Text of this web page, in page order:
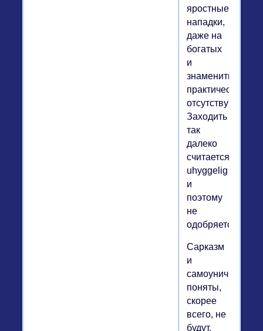
яростные
нападки,
даже на
богатых
и
знаменитых,
практически
отсутствуют.
Заходить
так
далеко
считается
uhyggelig
и
поэтому
не
одобряется.
Сарказм
и
самоуничижение
поняты,
скорее
всего, не
будут.